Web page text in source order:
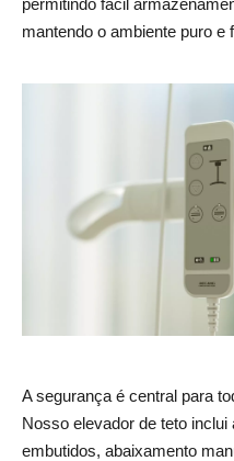
permitindo fácil
mantendo o ambiente puro e
A segurança é central para
Nosso elevador de teto
embutidos, abaixamento